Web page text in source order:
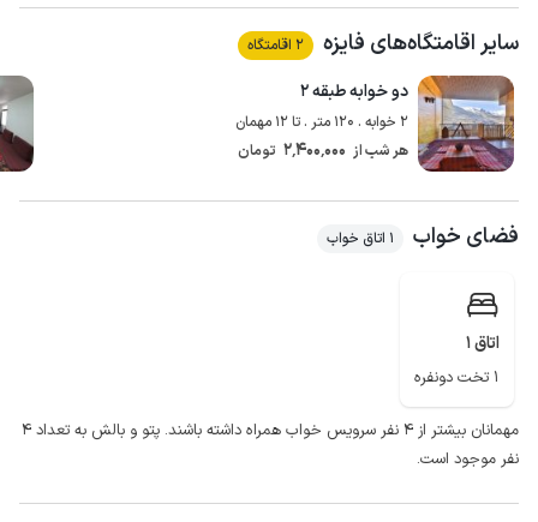
مجهز به دوربین مداربسته می باشد.
مهمانان گرامی برای تهیه مایحتاج روزانه خود می توانند از سوپرمارکت و نانوایی در
فاصله حدود 500 متری از سوئیت استفاده نمایند.
کیفیت پوشش شبکه تلفن همراه برای دو اپراتور ایرانسل و همراه اول در مکالمه
خوب و دسترسی به اینترنت به صورت 4g است.
سایر اقامتگاه‌های فایزه 2 اقامتگاه
دو خوابه طبقه ۲
2 خوابه . 120 متر . تا 12 مهمان
هر شب از 2٬400٬000 تومان
فضای خواب 1 اتاق خواب
اتاق 1
1 تخت دونفره
مهمانان بیشتر از ۴ نفر سرویس خواب همراه داشته باشند. پتو و بالش به تعداد ۴
نفر موجود است.